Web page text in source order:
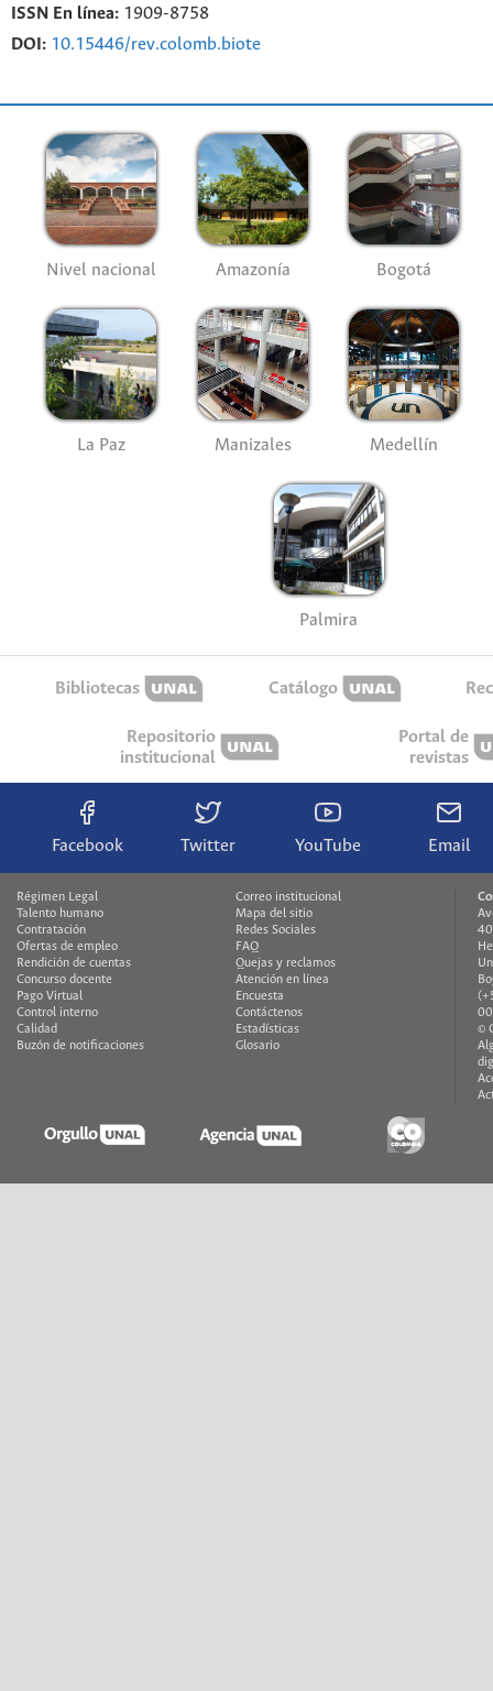
ISSN En línea: 1909-8758
DOI: 10.15446/rev.colomb.biote
Nivel nacional Amazonía Bogotá
La Paz Manizales Medellín
Palmira
Bibliotecas Catálogo
Repositorio
institucional
Portal de
revistas
Facebook Twitter YouTube Email
Régimen Legal
Talento humano
Contratación
Ofertas de empleo
Rendición de cuentas
Concurso docente
Pago Virtual
Control interno
Calidad
Buzón de notificaciones
Correo institucional
Mapa del sitio
Redes Sociales
FAQ
Quejas y reclamos
Atención en línea
Encuesta
Contáctenos
Estadísticas
Glosario
©